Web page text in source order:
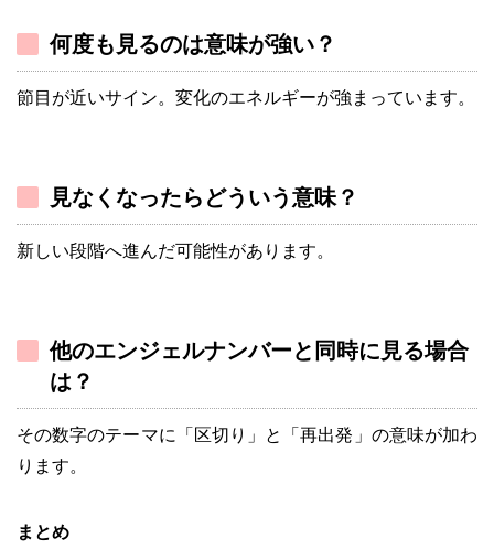
何度も見るのは意味が強い？
節目が近いサイン。変化のエネルギーが強まっています。
見なくなったらどういう意味？
新しい段階へ進んだ可能性があります。
他のエンジェルナンバーと同時に見る場合
は？
その数字のテーマに「区切り」と「再出発」の意味が加わ
ります。
まとめ